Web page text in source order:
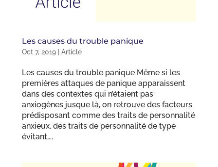
Les causes du trouble panique
Oct 7, 2019| Article
Les causes du trouble panique Même si les
premières attaques de panique apparaissent
dans des contextes qui n’étaient pas
anxiogènes jusque là, on retrouve des facteurs
prédisposant comme des traits de personnalité
anxieux, des traits de personnalité de type
évitant,...